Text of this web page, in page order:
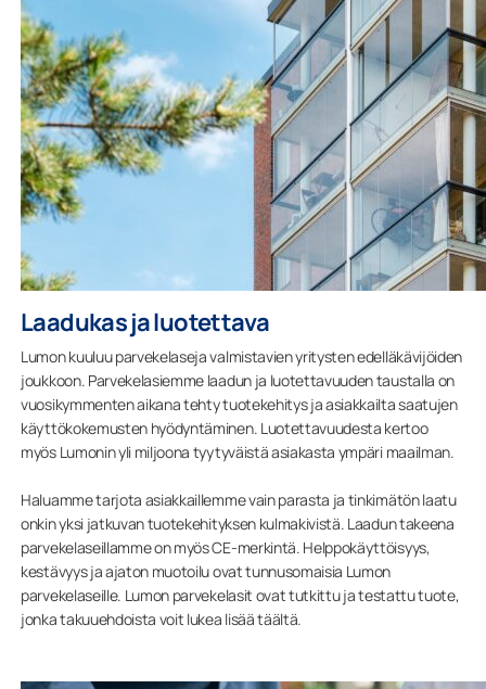
Laadukas ja luotettava
Lumon kuuluu parvekelaseja valmistavien yritysten edelläkävijöiden
joukkoon. Parvekelasiemme laadun ja luotettavuuden taustalla on
vuosikymmenten aikana tehty tuotekehitys ja asiakkailta saatujen
käyttökokemusten hyödyntäminen. Luotettavuudesta kertoo
myös Lumonin yli miljoona tyytyväistä asiakasta ympäri maailman.
Haluamme tarjota asiakkaillemme vain parasta ja tinkimätön laatu
onkin yksi jatkuvan tuotekehityksen kulmakivistä. Laadun takeena
parvekelaseillamme on myös CE-merkintä. Helppokäyttöisyys,
kestävyys ja ajaton muotoilu ovat tunnusomaisia Lumon
parvekelaseille. Lumon parvekelasit ovat tutkittu ja testattu tuote,
jonka takuuehdoista voit lukea lisää täältä.